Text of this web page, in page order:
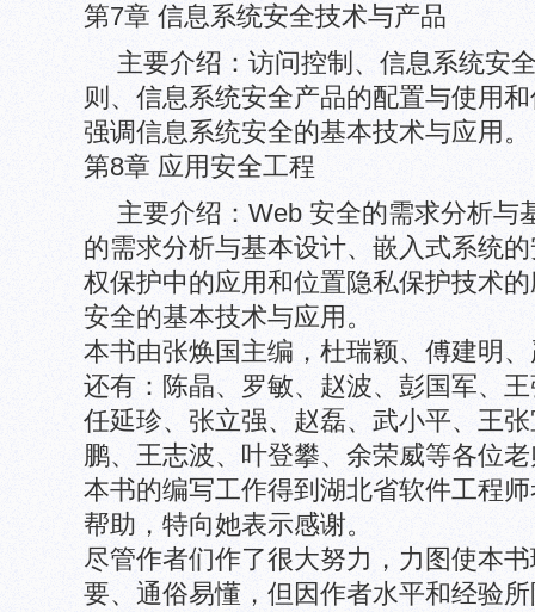
第7章 信息系统安全技术与产品
主要介绍：访问控制、信息系统安
则、信息系统安全产品的配置与使用
强调信息系统安全的基本技术与应用。
第8章 应用安全工程
主要介绍：Web 安全的需求分析与
的需求分析与基本设计、嵌入式系统
权保护中的应用和位置隐私保护技术
安全的基本技术与应用。
本书由张焕国主编，杜瑞颖、傅建明
还有：陈晶、罗敏、赵波、彭国军、
任延珍、张立强、赵磊、武小平、王
鹏、王志波、叶登攀、余荣威等各位
本书的编写工作得到湖北省软件工程
帮助，特向她表示感谢。
尽管作者们作了很大努力，力图使本
要、通俗易懂，但因作者水平和经验